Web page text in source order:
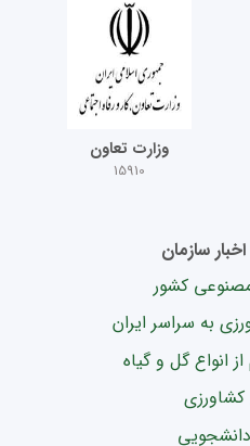
وزارت تعاون
15910
سازمان
کشور
به سراسر ایران
انواع گل و گیاه